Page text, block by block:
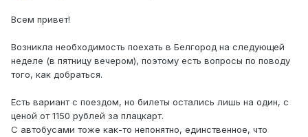
Всем привет!
Возникла необходимость поехать в Белгород на следующей
неделе (в пятницу вечером), поэтому есть вопросы по поводу
того, как добраться.
Есть вариант с поездом, но билеты остались лишь на один, с
ценой от 1150 рублей за плацкарт.
С автобусами тоже как-то непонятно, единственное, что